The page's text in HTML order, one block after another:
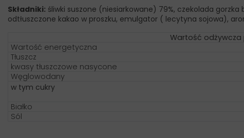
Składniki: śliwki suszone (niesiarkowane) 79%, czekolada
odtłuszczone kakao w proszku, emulgator ( lecytyna sojowa),
Wartość odżywcza
Wartość energetyczna
Tłuszcz
kwasy tłuszczowe nasycone
Węglowodany
w tym cukry
Białko
Sól